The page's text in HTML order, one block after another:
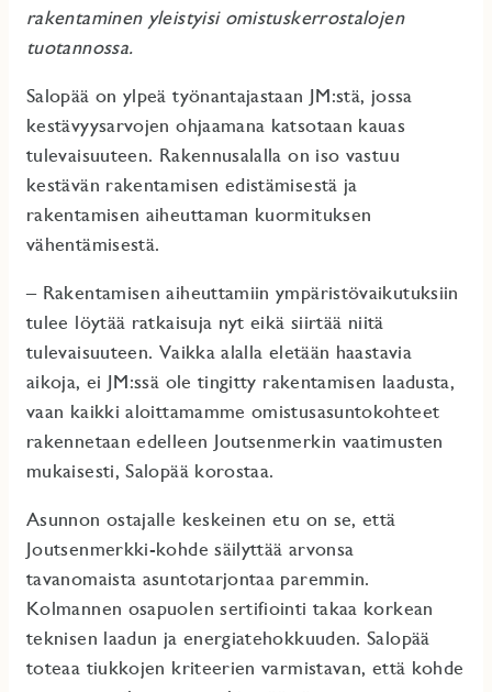
rakentaminen yleistyisi omistuskerrostalojen
tuotannossa.
Salopää on ylpeä työnantajastaan JM:stä, jossa
kestävyysarvojen ohjaamana katsotaan kauas
tulevaisuuteen. Rakennusalalla on iso vastuu
kestävän rakentamisen edistämisestä ja
rakentamisen aiheuttaman kuormituksen
vähentämisestä.
– Rakentamisen aiheuttamiin ympäristövaikutuksiin
tulee löytää ratkaisuja nyt eikä siirtää niitä
tulevaisuuteen. Vaikka alalla eletään haastavia
aikoja, ei JM:ssä ole tingitty rakentamisen laadusta,
vaan kaikki aloittamamme omistusasuntokohteet
rakennetaan edelleen Joutsenmerkin vaatimusten
mukaisesti, Salopää korostaa.
Asunnon ostajalle keskeinen etu on se, että
Joutsenmerkki-kohde säilyttää arvonsa
tavanomaista asuntotarjontaa paremmin.
Kolmannen osapuolen sertifiointi takaa korkean
teknisen laadun ja energiatehokkuuden. Salopää
toteaa tiukkojen kriteerien varmistavan, että kohde